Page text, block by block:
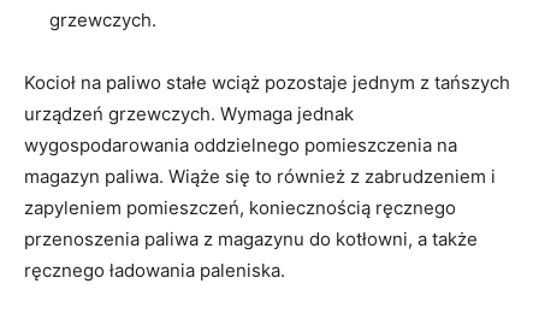
grzewczych.
Kocioł na paliwo stałe wciąż pozostaje jednym z tańszych
urządzeń grzewczych. Wymaga jednak
wygospodarowania oddzielnego pomieszczenia na
magazyn paliwa. Wiąże się to również z zabrudzeniem i
zapyleniem pomieszczeń, koniecznością ręcznego
przenoszenia paliwa z magazynu do kotłowni, a także
ręcznego ładowania paleniska.